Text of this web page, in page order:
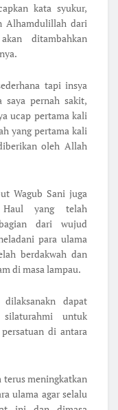
kata syukur,
Alhamdulillah dari
ditambahkan
tapi insya
saya pernah sakit,
ucap pertama kali
yang pertama kali
oleh Allah
Wagub Sani juga
Haul yang telah
dari wujud
para ulama
berdakwah dan
di masa lampau.
dapat
untuk
di antara
terus meningkatkan
ulama agar selalu